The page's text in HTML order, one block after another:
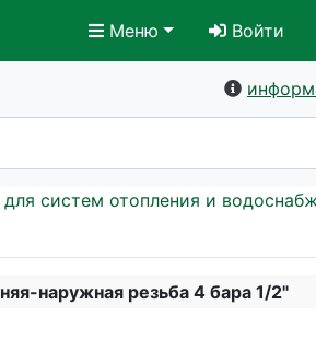
Меню Войти
систем отопления и
наружная резьба 4 бара 1/2"